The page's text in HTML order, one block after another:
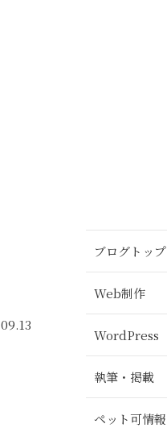
ブログトップ
Web制作
WordPress
執筆・掲載
ペット可情報